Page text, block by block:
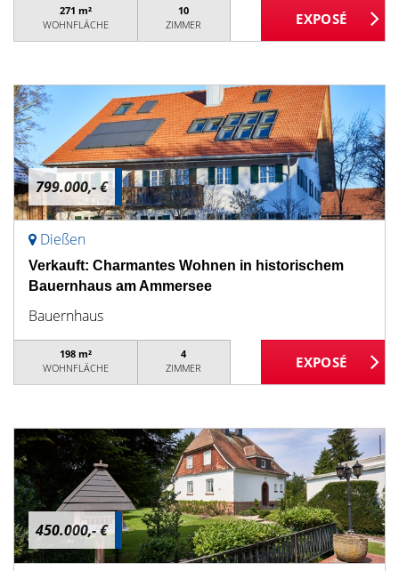
271 m²
WOHNFLÄCHE
10
ZIMMER
799.000,- €
Dießen
Verkauft: Charmantes Wohnen in historischem
Bauernhaus am Ammersee
Bauernhaus
198 m²
WOHNFLÄCHE
4
ZIMMER
450.000,- €